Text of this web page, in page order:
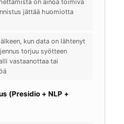
on ainoa toimiva
jättää huomiotta
kun data on lähtenyt
torjuu syötteen
vastaanottaa tai
(Presidio + NLP +